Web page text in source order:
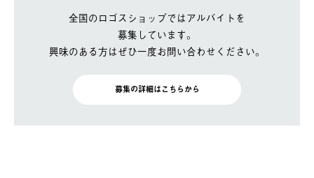
全国のロゴスショップではアルバイトを
募集しています。
興味のある方はぜひ一度お問い合わせください。
募集の詳細はこちらから